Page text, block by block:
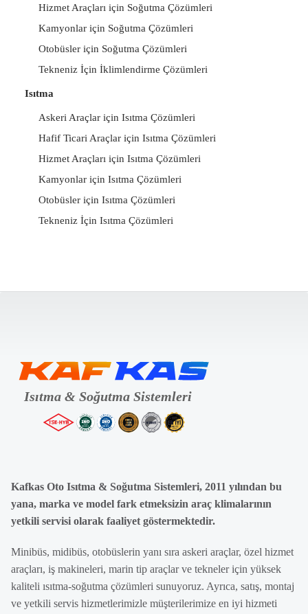
Hizmet Araçları için Soğutma Çözümleri
Kamyonlar için Soğutma Çözümleri
Otobüsler için Soğutma Çözümleri
Tekneniz İçin İklimlendirme Çözümleri
Isıtma
Askeri Araçlar için Isıtma Çözümleri
Hafif Ticari Araçlar için Isıtma Çözümleri
Hizmet Araçları için Isıtma Çözümleri
Kamyonlar için Isıtma Çözümleri
Otobüsler için Isıtma Çözümleri
Tekneniz İçin Isıtma Çözümleri
Kafkas Oto Isıtma & Soğutma Sistemleri, 2011 yılından bu
yana, marka ve model fark etmeksizin araç klimalarının
yetkili servisi olarak faaliyet göstermektedir.
Minibüs, midibüs, otobüslerin yanı sıra askeri araçlar, özel hizmet
araçları, iş makineleri, marin tip araçlar ve tekneler için yüksek
kaliteli ısıtma-soğutma çözümleri sunuyoruz. Ayrıca, satış, montaj
ve yetkili servis hizmetlerimizle müşterilerimize en iyi hizmeti